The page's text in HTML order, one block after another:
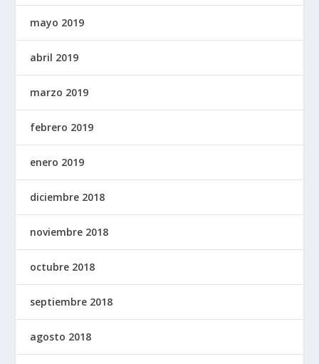
mayo 2019
abril 2019
marzo 2019
febrero 2019
enero 2019
diciembre 2018
noviembre 2018
octubre 2018
septiembre 2018
agosto 2018